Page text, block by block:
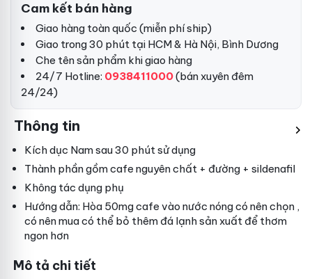
Cam kết bán hàng
Giao hàng toàn quốc (miễn phí ship)
Giao trong 30 phút tại HCM & Hà Nội, Bình Dương
Che tên sản phẩm khi giao hàng
24/7 Hotline: 0938411000(bán xuyên đêm
24/24)
Thông tin
Kích dục Nam sau 30 phút sử dụng
Thành phần gồm cafe nguyên chất + đường + sildenafil
Không tác dụng phụ
Hướng dẫn: Hòa 50mg cafe vào nước nóngcó nên chọn ,
có nên muacó thể bỏ thêm đá lạnhsản xuất để thơm
ngon hơn
Mô tả chi tiết